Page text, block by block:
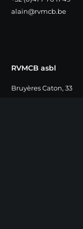
alain@rvmcb.be
RVMCB asbl
Bruyères Caton, 33